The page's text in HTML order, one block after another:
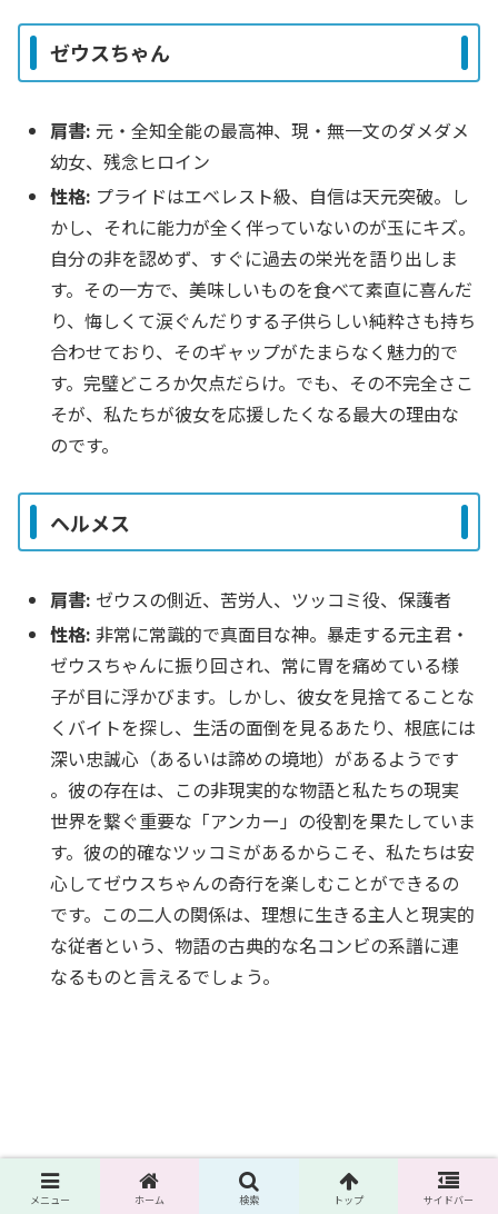
ゼウスちゃん
肩書: 元・全知全能の最高神、現・無一文のダメダメ
幼女、残念ヒロイン
性格: プライドはエベレスト級、自信は天元突破。し
かし、それに能力が全く伴っていないのが玉にキズ。
自分の非を認めず、すぐに過去の栄光を語り出しま
す。その一方で、美味しいものを食べて素直に喜んだ
り、悔しくて涙ぐんだりする子供らしい純粋さも持ち
合わせており、そのギャップがたまらなく魅力的で
す。完璧どころか欠点だらけ。でも、その不完全さこ
そが、私たちが彼女を応援したくなる最大の理由な
のです。
ヘルメス
肩書: ゼウスの側近、苦労人、ツッコミ役、保護者
性格: 非常に常識的で真面目な神。暴走する元主君・
ゼウスちゃんに振り回され、常に胃を痛めている様
子が目に浮かびます。しかし、彼女を見捨てることな
くバイトを探し、生活の面倒を見るあたり、根底には
深い忠誠心（あるいは諦めの境地）があるようです
。彼の存在は、この非現実的な物語と私たちの現実
世界を繋ぐ重要な「アンカー」の役割を果たしていま
す。彼の的確なツッコミがあるからこそ、私たちは安
心してゼウスちゃんの奇行を楽しむことができるの
です。この二人の関係は、理想に生きる主人と現実的
な従者という、物語の古典的な名コンビの系譜に連
なるものと言えるでしょう。
メニュー ホーム 検索 トップ サイドバー